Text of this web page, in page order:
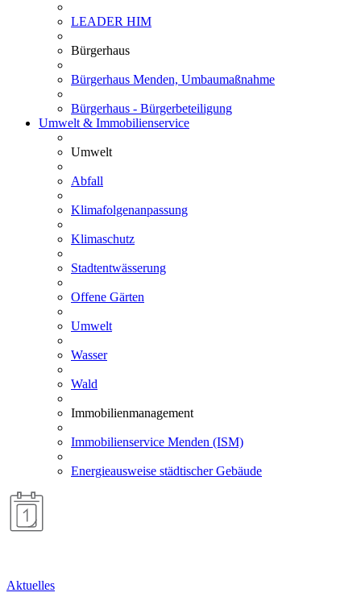
LEADER HIM
Bürgerhaus
Bürgerhaus Menden, Umbaumaßnahme
Bürgerhaus - Bürgerbeteiligung
Umwelt & Immobilienservice
Umwelt
Abfall
Klimafolgenanpassung
Klimaschutz
Stadtentwässerung
Offene Gärten
Umwelt
Wasser
Wald
Immobilienmanagement
Immobilienservice Menden (ISM)
Energieausweise städtischer Gebäude
Aktuelles